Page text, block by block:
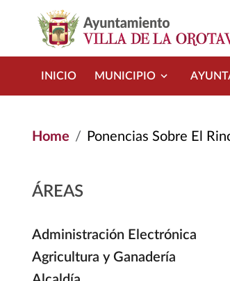
INICIO MUNICIPIO
Home Ponencias Sobre El
ÁREAS
Administración Electrónica
Agricultura y Ganadería